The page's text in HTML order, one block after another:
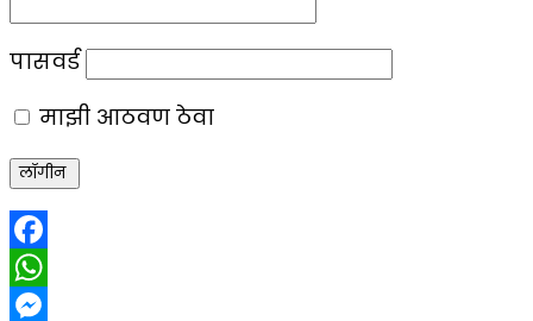
पासवर्ड
माझी आठवण ठेवा
Facebook
WhatsApp